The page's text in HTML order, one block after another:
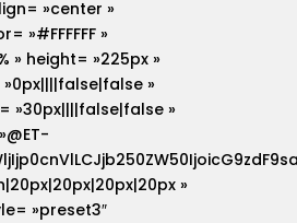
»center »
»#FFFFFF »
» height= »225px »
»
»30px||||false|false »
»
»preset3″